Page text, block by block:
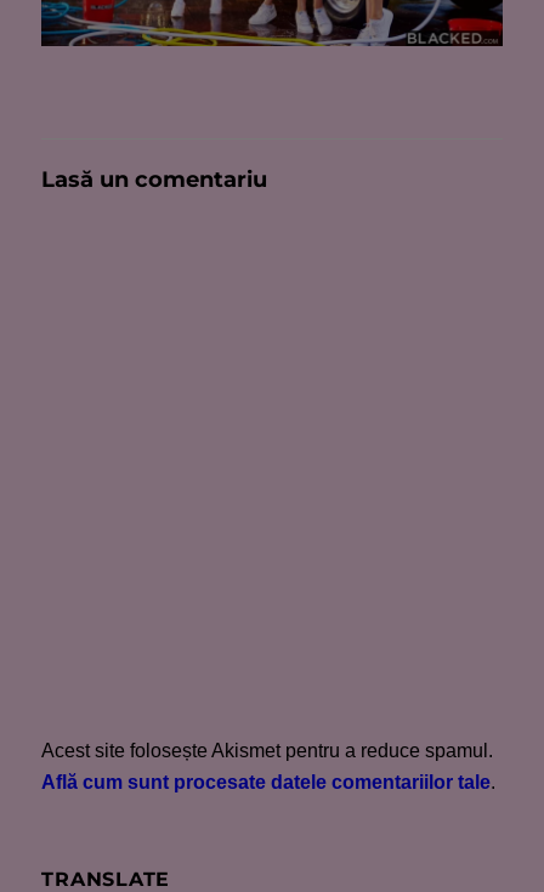
Lasă un comentariu
Acest site folosește Akismet pentru a reduce spamul.
Află cum sunt procesate datele comentariilor tale.
TRANSLATE